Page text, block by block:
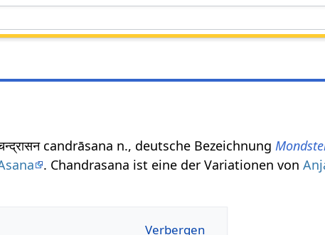
candrāsana n., deutsche Bezeichnung
. Chandrasana ist eine der Variationen von